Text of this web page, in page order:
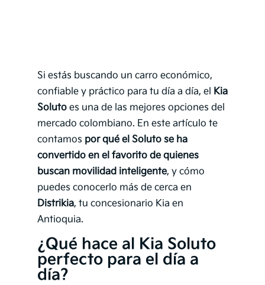
Si estás buscando un carro económico,
confiable y práctico para tu día a día, el Kia
Solutoes una de las mejores opciones del
mercado colombiano. En este artículo te
contamos por qué el Soluto se ha
convertido en el favorito de quienes
buscan movilidad inteligente, y cómo
puedes conocerlo más de cerca en
Distrikia, tu concesionario Kia en
Antioquia.
¿Qué hace al Kia Soluto
perfecto para el día a
día?